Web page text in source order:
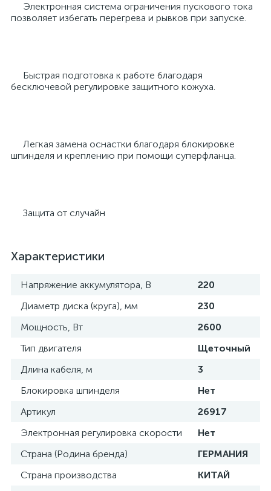
Электронная система ограничения пускового тока
позволяет избегать перегрева и рывков при запуске.
Быстрая подготовка к работе благодаря
бесключевой регулировке защитного кожуха.
Легкая замена оснастки благодаря блокировке
шпинделя и креплению при помощи суперфланца.
Защита от случайн
Характеристики
Напряжение аккумулятора, В
220
Диаметр диска (круга), мм
230
Мощность, Вт
2600
Тип двигателя
Щеточный
Длина кабеля, м
3
Блокировка шпинделя
Нет
Артикул
26917
Электронная регулировка скорости
Нет
Страна (Родина бренда)
ГЕРМАНИЯ
Страна производства
КИТАЙ